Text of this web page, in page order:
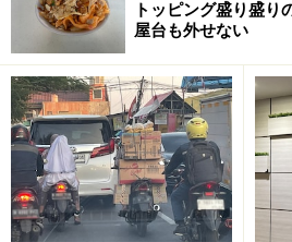
ノンサーファーを連れて行っても
の要望から誕生したカンドゥイ・ヴ
地元の職人が手作業で造り上げたヴ
の装飾に伝統文化の香りが
カンドゥイ・レフトの正面にあり
トを拝めるリゾート。「ワイフや
トッピング盛り盛り
屋台も外せない